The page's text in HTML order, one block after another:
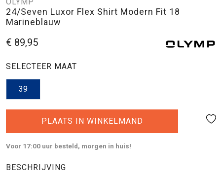
24/Seven Luxor Flex Shirt Modern Fit 18
Marineblauw
€ 89,95
SELECTEER MAAT
39
PLAATS IN WINKELMAND
Voor 17:00 uur besteld, morgen in huis!
BESCHRIJVING